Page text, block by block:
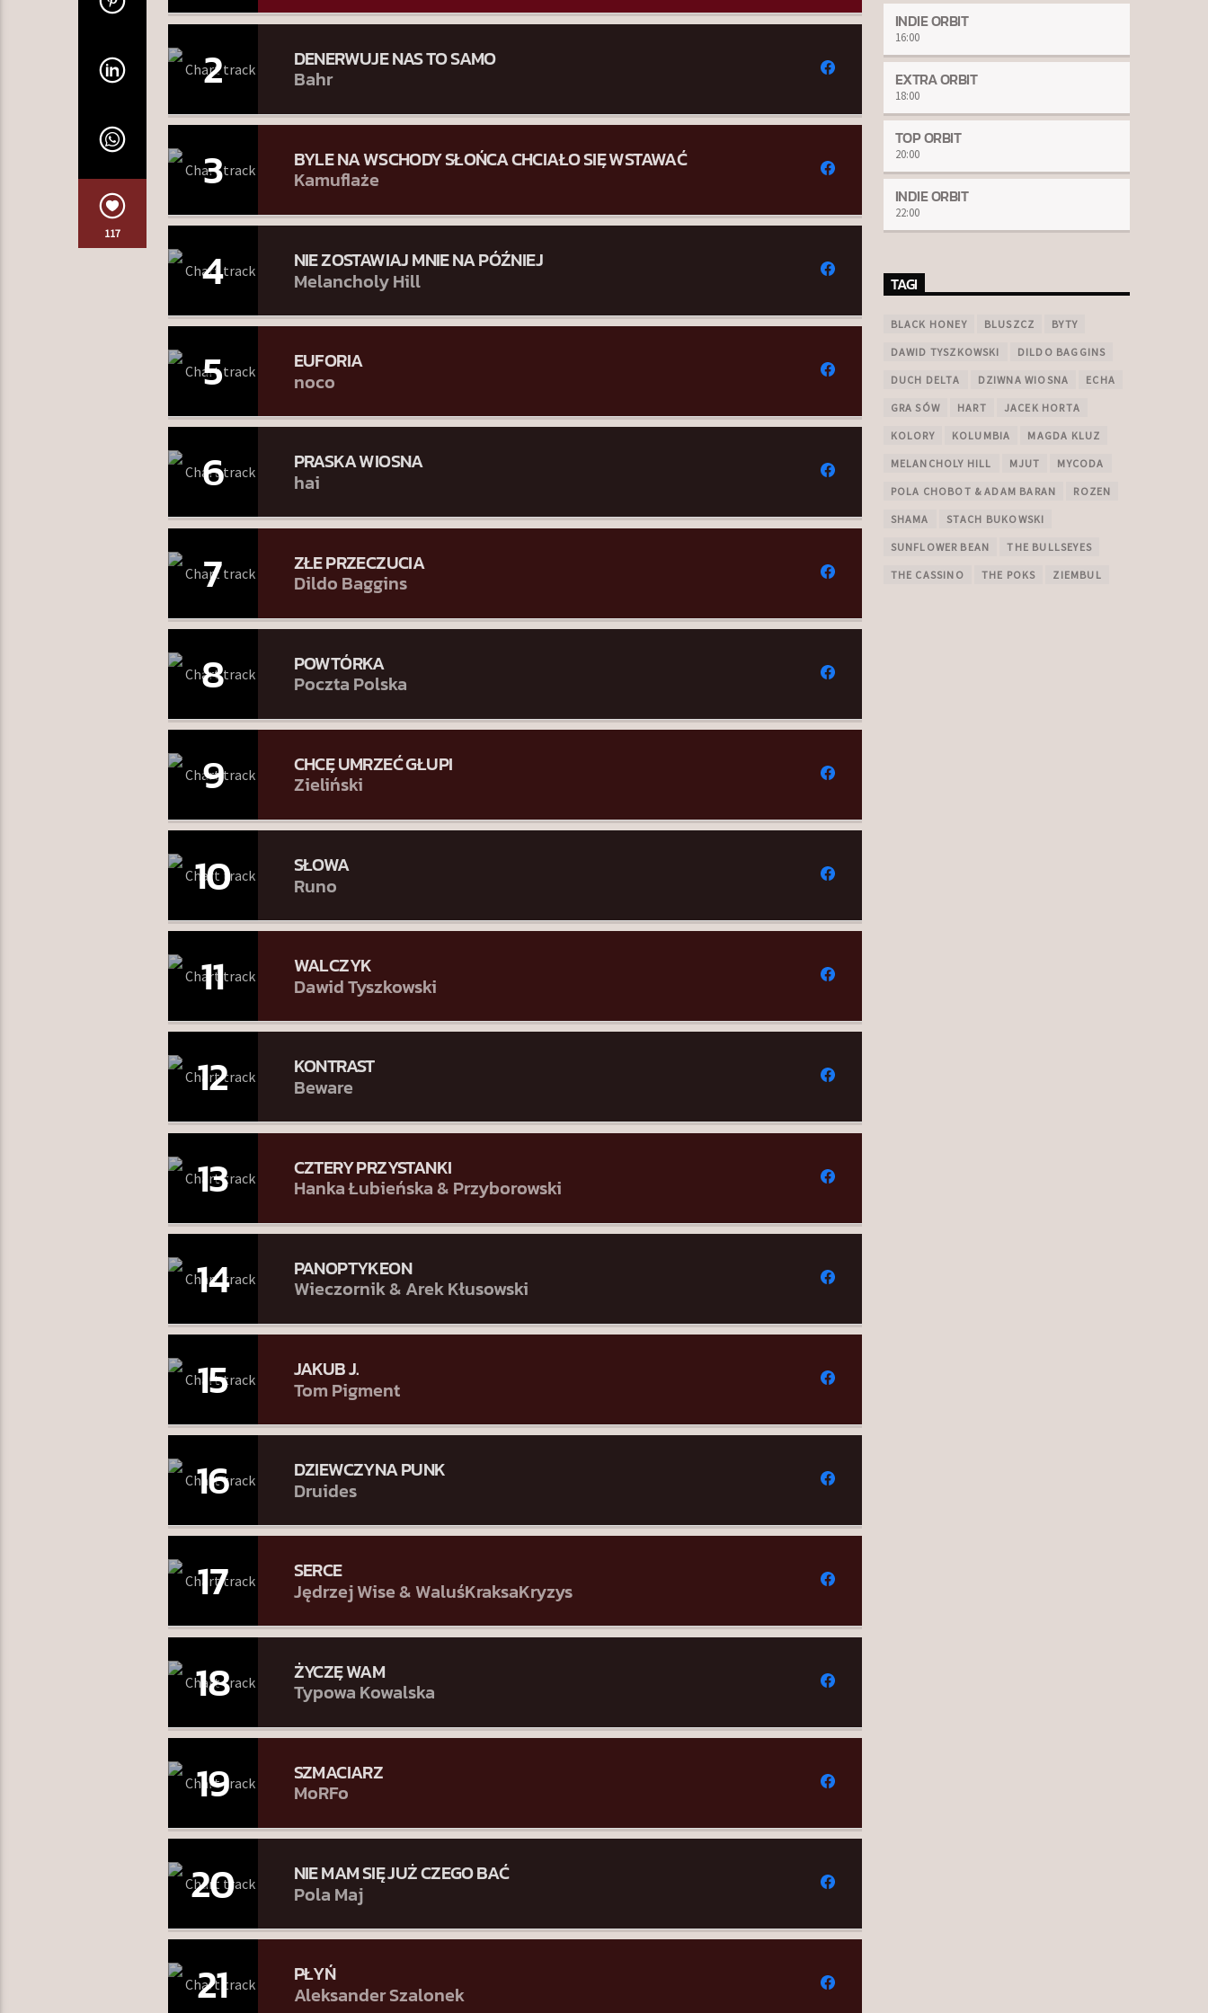
117
2 DENERWUJE NAS TO SAMO
Bahr
3 BYLE NA WSCHODY SŁOŃCA CHCIAŁO SIĘ WSTAWAĆ
Kamuflaże
4 NIE ZOSTAWIAJ MNIE NA PÓŹNIEJ
Melancholy Hill
5 EUFORIA
noco
6 PRASKA WIOSNA
hai
7 ZŁE PRZECZUCIA
Dildo Baggins
8 POWTÓRKA
Poczta Polska
9 CHCĘ UMRZEĆ GŁUPI
Zieliński
10 SŁOWA
Runo
11 WALCZYK
Dawid Tyszkowski
12 KONTRAST
Beware
13 CZTERY PRZYSTANKI
Hanka Łubieńska & Przyborowski
14 PANOPTYKEON
Wieczornik & Arek Kłusowski
15 JAKUB J.
Tom Pigment
16 DZIEWCZYNA PUNK
Druides
17 SERCE
Jędrzej Wise & WaluśKraksaKryzys
18 ŻYCZĘ WAM
Typowa Kowalska
19 SZMACIARZ
MoRFo
20 NIE MAM SIĘ JUŻ CZEGO BAĆ
Pola Maj
21 PŁYŃ
Aleksander Szalonek
INDIE ORBIT
16:00
EXTRA ORBIT
18:00
TOP ORBIT
20:00
INDIE ORBIT
22:00
TAGI
BLACK HONEY BLUSZCZ BYTY
DAWID TYSZKOWSKI DILDO BAGGINS
DUCH DELTA DZIWNA WIOSNA ECHA
GRA SÓW HART JACEK HORTA
KOLORY KOLUMBIA MAGDA KLUZ
MELANCHOLY HILL MJUT MYCODA
POLA CHOBOT & ADAM BARAN ROZEN
SHAMA STACH BUKOWSKI
SUNFLOWER BEAN THE BULLSEYES
THE CASSINO THE POKS ZIEMBUL